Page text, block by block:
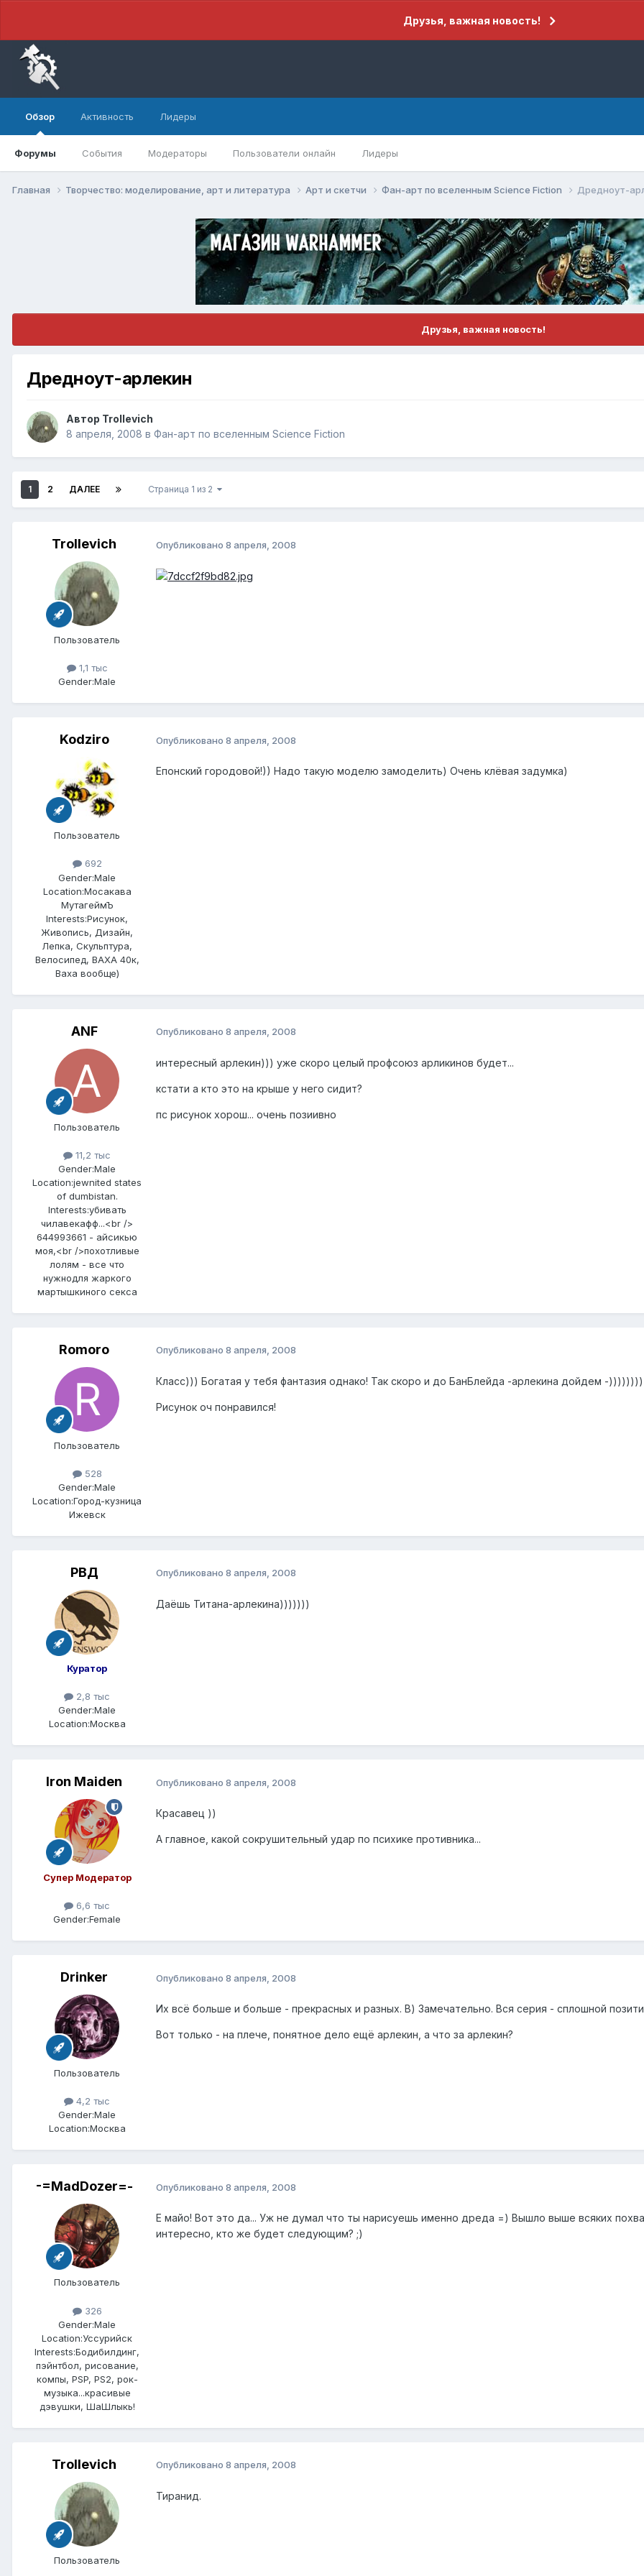
Друзья, важная новость!
Обзор
Форумы События Модераторы Пользователи онлайн Лидеры
Активность Лидеры
Главная Творчество: моделирование, арт и литература Арт и скетчи Фан-арт по вселенным Science Fiction Дредноут-
Друзья, важная новость!
Дредноут-арлекин
Автор Trollevich
8 апреля, 2008 в Фан-арт по вселенным Science Fiction
1 2 ДАЛЕЕ Страница 1 из 2
Trollevich
Пользователь
1,1 тыс
Gender:Male
Опубликовано 8 апреля, 2008
Kodziro
Пользователь
692
Gender:Male
Location:Мосакава
МутагеймЪ
Interests:Рисунок,
Живопись, Дизайн,
Лепка, Скульптура,
Велосипед, ВАХА 40к,
Ваха вообще)
Опубликовано 8 апреля, 2008
Епонский городовой!)) Надо такую моделю замоделить) Очень клёвая задумка)
ANF
Пользователь
11,2 тыс
Gender:Male
Location:jewnited states
of dumbistan.
Interests:убивать
чилавекафф...<br />
644993661 - айсикью
моя,<br />похотливые
лолям - все что
нужнодля жаркого
мартышкиного секса
Опубликовано 8 апреля, 2008
интересный арлекин))) уже скоро целый профсоюз арликинов будет...
кстати а кто это на крыше у него сидит?
пс рисунок хорош... очень позиивно
Romoro
Пользователь
528
Gender:Male
Location:Город-кузница
Ижевск
Опубликовано 8 апреля, 2008
Класс))) Богатая у тебя фантазия однако! Так скоро и до БанБлейда -арлекина дойдем -
Рисунок оч понравился!
РВД
Куратор
2,8 тыс
Gender:Male
Location:Москва
Опубликовано 8 апреля, 2008
Даёшь Титана-арлекина)))))))
Iron Maiden
Супер Модератор
6,6 тыс
Gender:Female
Опубликовано 8 апреля, 2008
Красавец ))
А главное, какой сокрушительный удар по психике противника...
Drinker
Пользователь
4,2 тыс
Gender:Male
Location:Москва
Опубликовано 8 апреля, 2008
Их всё больше и больше - прекрасных и разных. В) Замечательно. Вся серия - сплошной
Вот только - на плече, понятное дело ещё арлекин, а что за арлекин?
-=MadDozer=-
Пользователь
326
Gender:Male
Location:Уссурийск
Interests:Бодибилдинг,
пэйнтбол, рисование,
компы, PSP, PS2, рок-
музыка...красивые
дэвушки, ШаШлыкь!
Опубликовано 8 апреля, 2008
Е майо! Вот это да... Уж не думал что ты нарисуешь именно дреда =) Вышло выше всяких
интересно, кто же будет следующим? ;)
Trollevich
Пользователь
Опубликовано 8 апреля, 2008
Тиранид.